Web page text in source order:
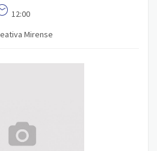
12:00
Mirense